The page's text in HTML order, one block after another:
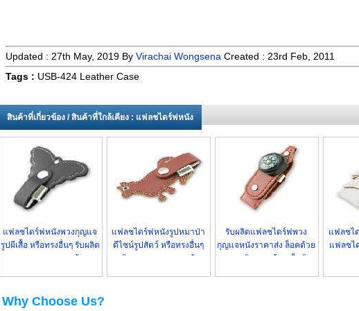
Updated : 27th May, 2019 By Virachai Wongsena Created : 23rd Feb, 2011
Tags : USB-424 Leather Case
สินค้าที่เกี่ยวข้อง / สินค้าที่ใกล้เคียง : แฟลชไดร์ฟหนัง
แฟลชไดร์ฟหนังพวงกุญแจ
รูปผีเสื้อ หรือทรงอื่นๆ รับผลิต
ตามแบบของลูกค้า
แฟลชไดร์ฟหนังรูปหมาป่า
ดีไซน์รูปสัตว์ หรือทรงอื่นๆ
ผลิตตามแบบของลูกค้า
รับผลิตแฟลชไดร์ฟพวง
กุญแจหนังราคาส่ง ล็อคด้วย
กระดุมติด มาพร้อมเข็มทิศ
แฟลชไ
แฟลชไ
พวง
Why Choose Us?